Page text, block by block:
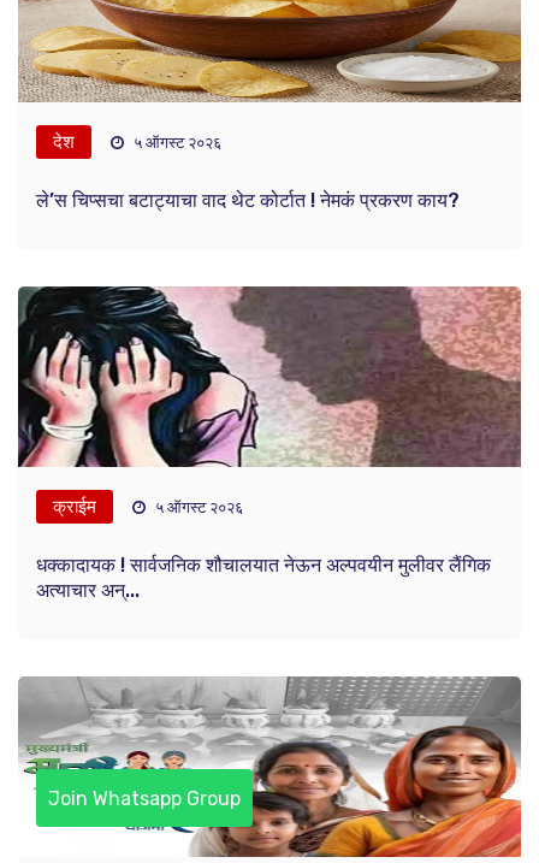
देश ५ ऑगस्ट २०२६
ले’स चिप्सचा बटाट्याचा वाद थेट कोर्टात ! नेमकं प्रकरण काय?
क्राईम ५ ऑगस्ट २०२६
धक्कादायक ! सार्वजनिक शौचालयात नेऊन अल्पवयीन मुलीवर लैंगिक
अत्याचार अन्...
Join Whatsapp Group